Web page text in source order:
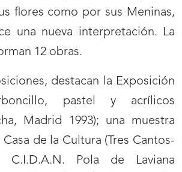
flores como por sus Meninas,
una nueva interpretación. La
12 obras.
destacan la Exposición
pastel y acrílicos
Madrid 1993); una muestra
de la Cultura (Tres Cantos-
C.I.D.A.N. Pola de Laviana